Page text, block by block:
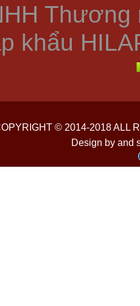
Thương
khẩu
© 2014-2018 ALL
Design by and